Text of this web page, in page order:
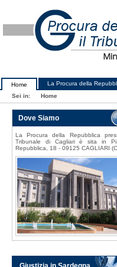
Home La Procura della
Sei in:
Home
Dove Siamo
La Procura della Repubblica
Tribunale di Cagliari è sita in
Repubblica, 18 - 09125 CAGLIARI